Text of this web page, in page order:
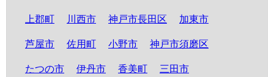
上郡町 川西市 神戸市長田区 加東市
芦屋市 佐用町 小野市 神戸市須磨区
たつの市 伊丹市 香美町 三田市